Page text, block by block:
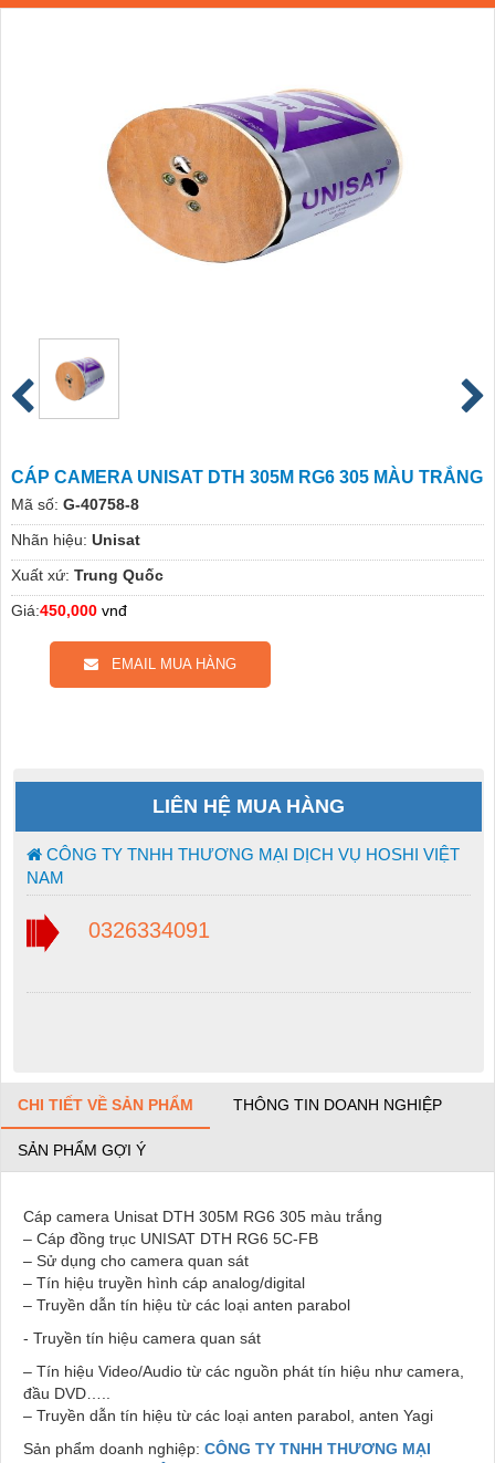
CÁP CAMERA UNISAT DTH 305M RG6 305 MÀU TRẮNG
Mã số: G-40758-8
Nhãn hiệu: Unisat
Xuất xứ: Trung Quốc
Giá:450,000 vnđ
EMAIL MUA HÀNG
LIÊN HỆ MUA HÀNG
CÔNG TY TNHH THƯƠNG MẠI DỊCH VỤ HOSHI VIỆT
NAM
0326334091
CHI TIẾT VỀ SẢN PHẨM THÔNG TIN DOANH NGHIỆP
SẢN PHẨM GỢI Ý
Cáp camera Unisat DTH 305M RG6 305 màu trắng
– Cáp đồng trục UNISAT DTH RG6 5C-FB
– Sử dụng cho camera quan sát
– Tín hiệu truyền hình cáp analog/digital
– Truyền dẫn tín hiệu từ các loại anten parabol
- Truyền tín hiệu camera quan sát
– Tín hiệu Video/Audio từ các nguồn phát tín hiệu như camera,
đầu DVD…..
– Truyền dẫn tín hiệu từ các loại anten parabol, anten Yagi
Sản phẩm doanh nghiệp: CÔNG TY TNHH THƯƠNG MẠI